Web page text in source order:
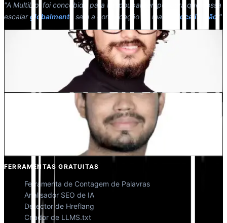
"A MultiLipi foi concebida para lhe poupar tempo, para que possa
escalarglobalmente sem a complicação do manual localização ."
Co-fundador @MultiLipi
Kunal Singh Shekhawat
FERRAMENTAS GRATUITAS
Ferramenta de Contagem de Palavras
Analisador SEO de IA
Detector de Hreflang
Criador de LLMS.txt